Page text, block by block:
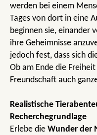
werden bei einem
Tages von dort in eine
beginnen sie, einander
ihre Geheimnisse
jedoch fest, dass sich
Ob am Ende die
Freundschaft auch
Realistische
Recherchegrundlage
Erlebe die Wunder der